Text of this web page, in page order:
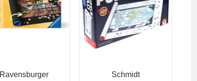
Ravensburger
Schmidt